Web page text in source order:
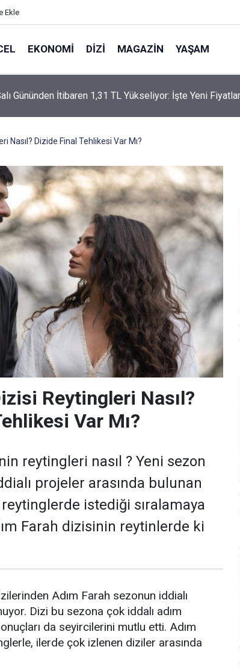
Ekle
EKONOMI DIZI MAGAZIN YAŞAM
“Bozkırın Tezenesi” Lakabını Kim Verdi? Beyaz’la Joker
Merak Edildi
Nasıl? Dizide Final Tehlikesi Var Mı?
Reytingleri Nasıl?
Var Mı?
reytingleri nasıl ? Yeni sezon
projeler arasında bulunan
istediği sıralamaya
Farah dizisinin reytinlerde ki
Adım Farah sezonun iddialı
Dizi bu sezona çok iddalı adım
da seyircilerini mutlu etti. Adım
ilerde çok izlenen diziler arasında